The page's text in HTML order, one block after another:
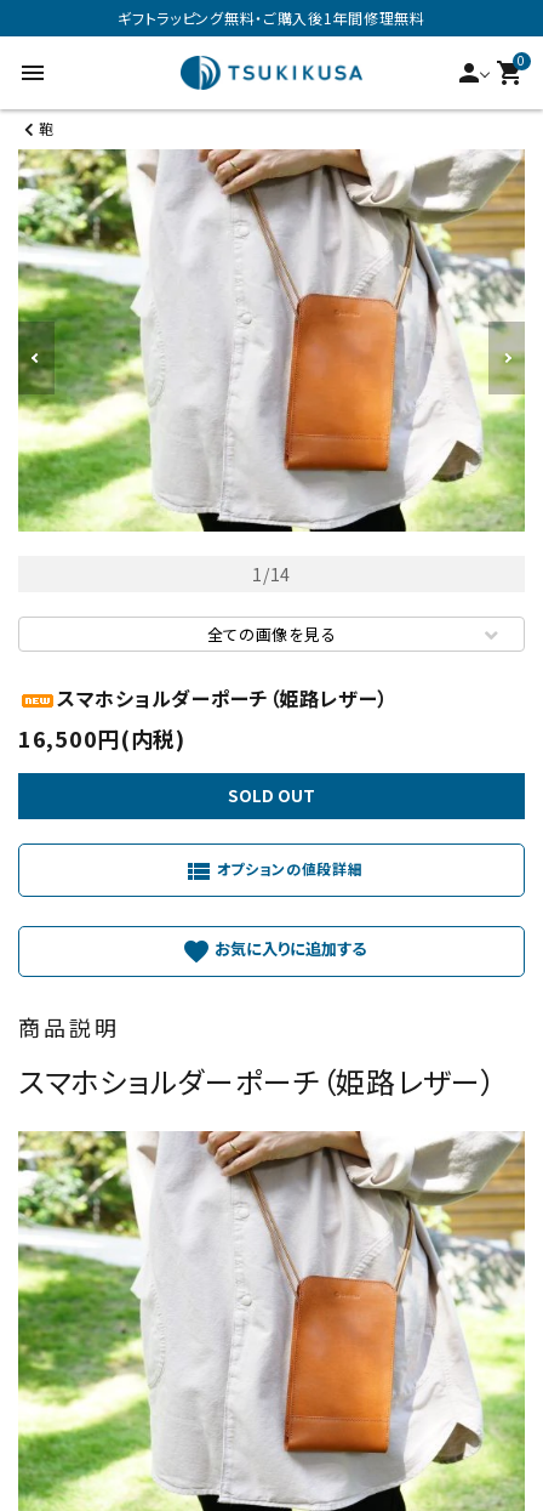
ギフトラッピング無料・ご購入後1年間修理無料
menu person 0
shopping_cart
鞄
1/14
全ての画像を見る
スマホショルダーポーチ（姫路レザー）
16,500円(内税)
SOLD OUT
view_list オプションの値段詳細
favorite
商品説明
スマホショルダーポーチ（姫路レザー）